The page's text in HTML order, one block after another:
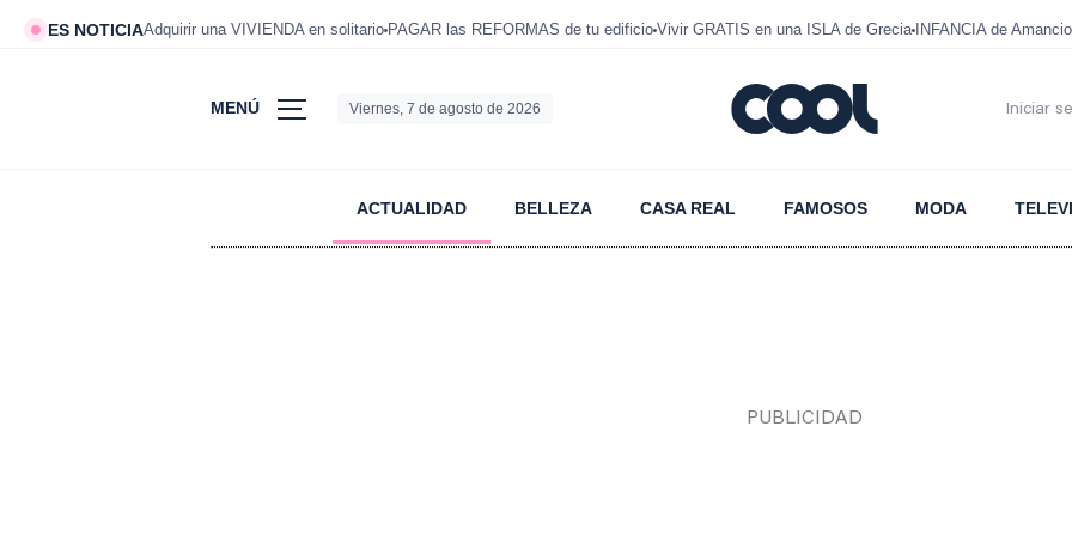
ES NOTICIAAdquirir una VIVIENDA en solitario PAGAR las REFORMAS de tu edificio Vivir GRATIS en una ISLA de Grecia INFANCIA de Amancio
MENÚ Viernes, 7 de agosto de 2026 Iniciar
ACTUALIDAD BELLEZA CASA REAL FAMOSOS MODA